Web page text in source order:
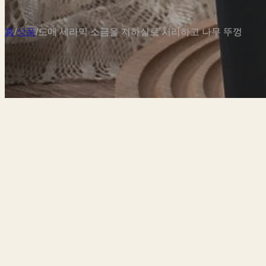
홈/상품/도매 세라믹 소금을 지하실로 처리하고 나무 뚜껑